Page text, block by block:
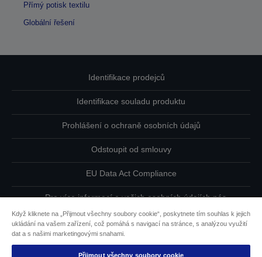
Přímý potisk textilu
Globální řešení
Identifikace prodejců
Identifikace souladu produktu
Prohlášení o ochraně osobních údajů
Odstoupit od smlouvy
EU Data Act Compliance
Pro více informací o vašich osobních údajích nás
Informace o souborech cookie
Když kliknete na „Přijmout všechny soubory cookie“, poskytnete tím souhlas k jejich
ukládání na vašem zařízení, což pomáhá s navigací na stránce, s analýzou využití
dat a s našimi marketingovými snahami.
Přijmout všechny soubory cookie